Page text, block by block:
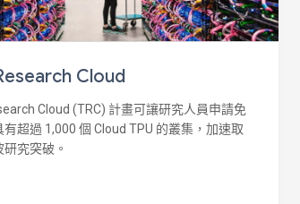
Cloud
Cloud (TRC) 計畫可讓研究人員申請免
有超過 1,000 個 Cloud TPU 的叢集，加速取
究突破。